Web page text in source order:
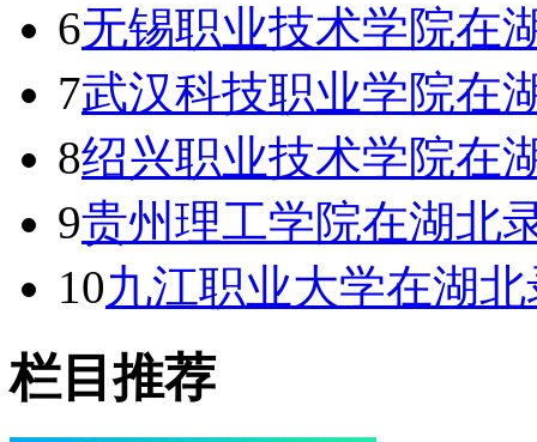
6无锡职业技术学院在
7武汉科技职业学院在
8绍兴职业技术学院在
9贵州理工学院在湖北
10九江职业大学在湖
栏目推荐